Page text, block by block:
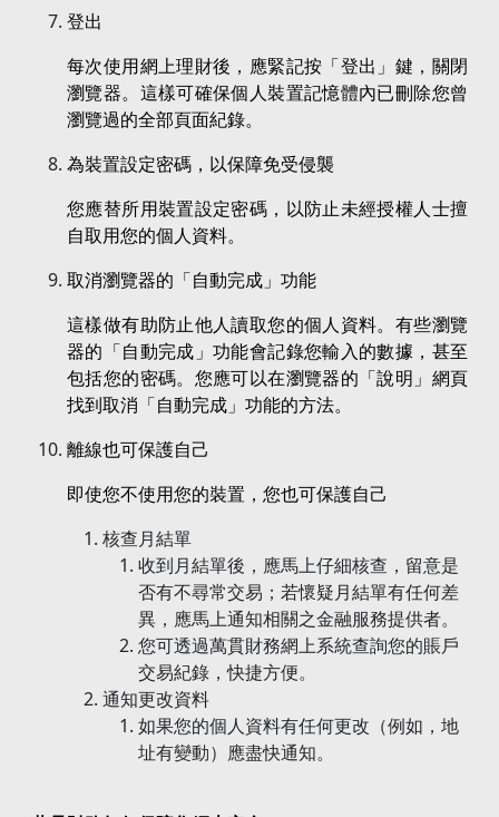
登出
每次使用網上理財後，應緊記按「登出」鍵，關閉
瀏覽器。這樣可確保個人裝置記憶體內已刪除您曾
瀏覽過的全部頁面紀錄。
為裝置設定密碼，以保障免受侵襲
您應替所用裝置設定密碼，以防止未經授權人士擅
自取用您的個人資料。
取消瀏覽器的「自動完成」功能
這樣做有助防止他人讀取您的個人資料。有些瀏覽
器的「自動完成」功能會記錄您輸入的數據，甚至
包括您的密碼。您應可以在瀏覽器的「說明」網頁
找到取消「自動完成」功能的方法。
離線也可保護自己
即使您不使用您的裝置，您也可保護自己
核查月結單
收到月結單後，應馬上仔細核查，留意是
否有不尋常交易；若懷疑月結單有任何差
異，應馬上通知相關之金融服務提供者。
您可透過萬貫財務網上系統查詢您的賬戶
交易紀錄，快捷方便。
通知更改資料
如果您的個人資料有任何更改（例如，地
址有變動）應盡快通知。